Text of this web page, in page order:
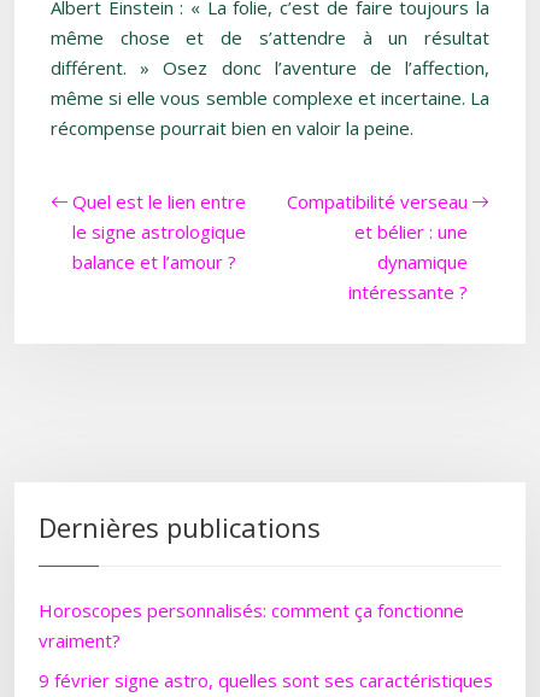
Albert Einstein : « La folie, c’est de faire toujours la
même chose et de s’attendre à un résultat
différent. » Osez donc l’aventure de l’affection,
même si elle vous semble complexe et incertaine. La
récompense pourrait bien en valoir la peine.
Quel est le lien entre
le signe astrologique
balance et l’amour ?
Compatibilité verseau
et bélier : une
dynamique
intéressante ?
Dernières publications
Horoscopes personnalisés: comment ça fonctionne
vraiment?
9 février signe astro, quelles sont ses caractéristiques